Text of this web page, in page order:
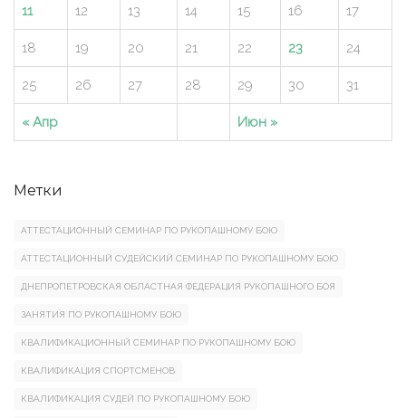
« Апр Июн »
11 12 13 14 15 16 17
18 19 20 21 22 23 24
25 26 27 28 29 30 31
Метки
АТТЕСТАЦИОННЫЙ СЕМИНАР ПО РУКОПАШНОМУ БОЮ
АТТЕСТАЦИОННЫЙ СУДЕЙСКИЙ СЕМИНАР ПО РУКОПАШНОМУ БОЮ
ДНЕПРОПЕТРОВСКАЯ ОБЛАСТНАЯ ФЕДЕРАЦИЯ РУКОПАШНОГО БОЯ
ЗАНЯТИЯ ПО РУКОПАШНОМУ БОЮ
КВАЛИФИКАЦИОННЫЙ СЕМИНАР ПО РУКОПАШНОМУ БОЮ
КВАЛИФИКАЦИЯ СПОРТСМЕНОВ
КВАЛИФИКАЦИЯ СУДЕЙ ПО РУКОПАШНОМУ БОЮ